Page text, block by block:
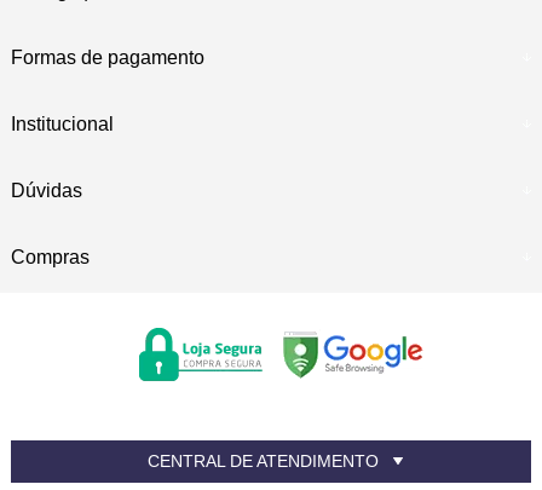
Formas de pagamento
Institucional
Dúvidas
Compras
CENTRAL DE ATENDIMENTO